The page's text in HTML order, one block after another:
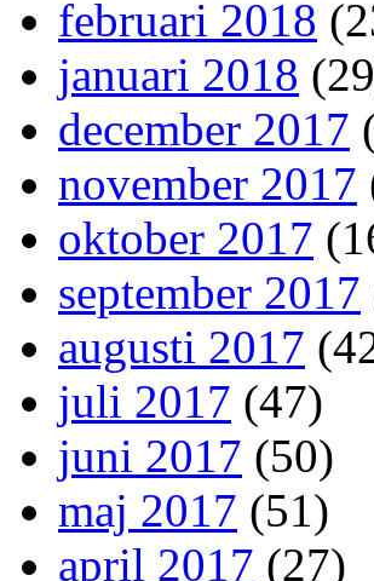
februari 2018
januari 2018
december 2017
november 2017
oktober 2017
september 2017
augusti 2017
juli 2017 (47)
juni 2017 (50)
maj 2017 (51)
april 2017 (27)